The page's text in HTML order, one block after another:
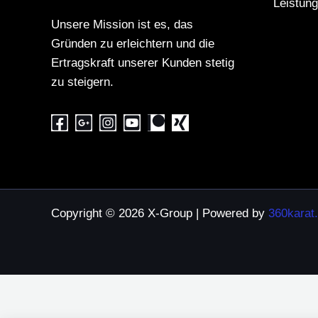
Unsere Mission ist es, das
Gründen zu erleichtern und die
Ertragskraft unserer Kunden stetig
zu steigern.
Copyright © 2026 X-Group | Powered by 360karat.